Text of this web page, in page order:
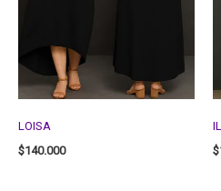
LOISA
$140.000
$